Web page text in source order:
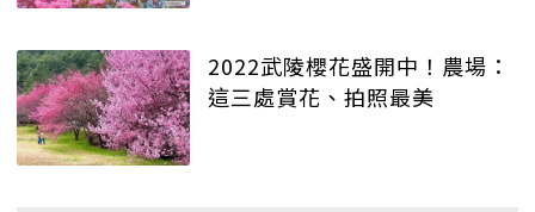
2022武陵櫻花盛開中！農場：
這三處賞花、拍照最美